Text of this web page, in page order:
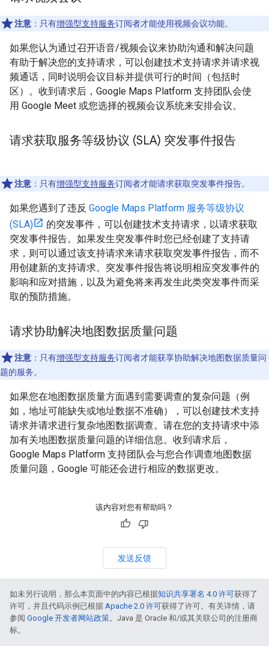
注意 ：只有增强型支持服务订阅者才能使用视频会议功能。
如果您认为通过召开语音/视频会议来协助沟通和解决问题
有助于解决您的支持请求，可以创建技术支持请求并请求视
频通话，同时说明会议目标并提供可行的时间（包括时
区）。收到请求后，Google Maps Platform 支持团队会使
用 Google Meet 或您选择的视频会议系统来安排会议。
请求获取服务等级协议 (SLA) 突发事件报告
注意 ：只有增强型支持服务订阅者才能请求获取突发事件报告。
如果您遇到了违反 Google Maps Platform 服务等级协议
(SLA)
的突发事件，可以创建技术支持请求，以请求获取
突发事件报告。如果发生突发事件时您已经创建了支持请
求，则可以通过该支持请求来请求获取突发事件报告，而不
用创建新的支持请求。突发事件报告将说明相应突发事件的
影响和应对措施，以及为避免将来再发生此类突发事件而采
取的预防措施。
请求协助解决地图数据质量问题
注意 ：只有增强型支持服务订阅者才能获享协助解决地图数据质量问
题的服务。
如果您在地图数据质量方面遇到需要调查的复杂问题（例
如，地址可能缺失或地址数据不准确），可以创建技术支持
请求并请求进行复杂地图数据调查。请在您的支持请求中添
加有关地图数据质量问题的详细信息。收到请求后，
Google Maps Platform 支持团队会与您合作调查地图数据
质量问题，Google 可能还会进行相应的数据更改。
该内容对您有帮助吗？
发送反馈
如未另行说明，那么本页面中的内容已根据知识共享署名 4.0 许可获得了
许可，并且代码示例已根据 Apache 2.0 许可获得了许可。有关详情，请
参阅 Google 开发者网站政策。Java 是 Oracle 和/或其关联公司的注册商
标。